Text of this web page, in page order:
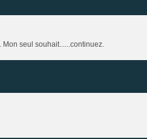
seul souhait......continuez.